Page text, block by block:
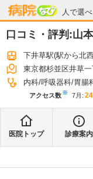
人で選
病院なび
口コミ・評判:山
下井草駅(駅から北
東京都杉並区井草
内科 呼吸器科 胃腸
アクセス数※ 7月 : 24
医院トップ 診療案内